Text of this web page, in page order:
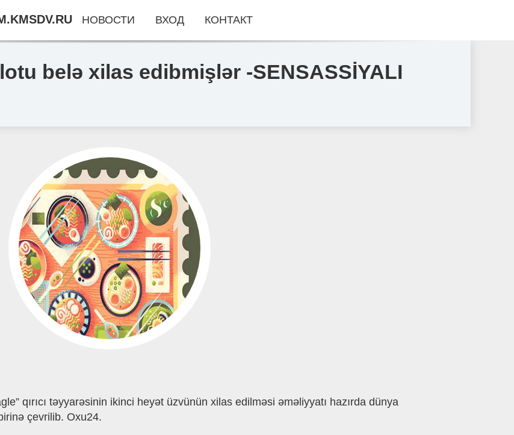
belə xilas edibmişlər -SENSASSİYALI
qırıcı təyyarəsinin ikinci heyət üzvünün xilas edilməsi əməliyyatı hazırda dünya
çevrilib. Oxu24.
НОВОСТИ ВХОД КОНТАКТ